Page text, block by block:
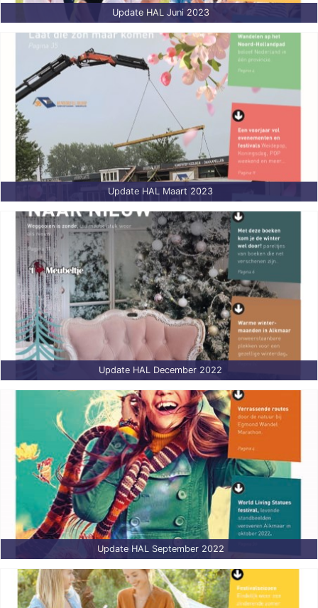
Update HAL Juni 2023
Update HAL Maart 2023
Update HAL December 2022
Update HAL September 2022